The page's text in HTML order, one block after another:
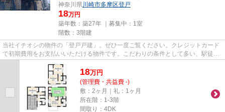
神奈川県 川崎市多摩区登戸
18万円
築年数：築27年 ｜募集中： 1室
階数：3階建
当社イチオシの物件の「登戸戸建」。ぜひ一度ご覧ください。クレジットカード
で初期費用をお支払いいただける物件です。こだわりの条件として多い、駅徒歩
7分の物件です。周辺に駅が二...
18万円
(管理費・共益費 -)
敷：2ヶ月｜礼：1ヶ月
所在階：1-3階
間取り：4DK